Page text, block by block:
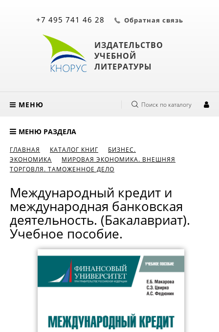
ИЗДАТЕЛЬСТВО
УЧЕБНОЙ
ЛИТЕРАТУРЫ
+7 495 741 46 28 Обратная связь
МЕНЮ Поиск по каталогу
МЕНЮ РАЗДЕЛА
ГЛАВНАЯ КАТАЛОГ КНИГ
БИЗНЕС.
ЭКОНОМИКА
МИРОВАЯ ЭКОНОМИКА. ВНЕШНЯЯ
ТОРГОВЛЯ. ТАМОЖЕННОЕ ДЕЛО
Международный кредит и
международная банковская
деятельность. (Бакалавриат).
Учебное пособие.